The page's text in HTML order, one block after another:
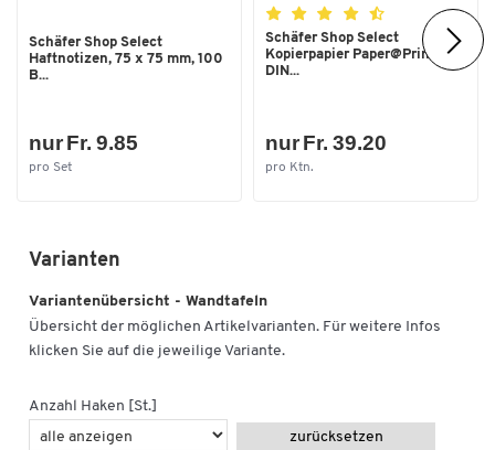
Schäfer Shop Select
Haftnotizen, 75 x 75 mm, 100
B...
nur Fr. 9.85
pro Set
Schäfer Shop Select
Kopierpapier Paper@Print,
DIN...
nur Fr. 39.20
pro Ktn.
Varianten
Variantenübersicht - Wandtafeln
Übersicht der möglichen Artikelvarianten. Für weitere Infos
klicken Sie auf die jeweilige Variante.
Anzahl Haken [St.]
zurücksetzen